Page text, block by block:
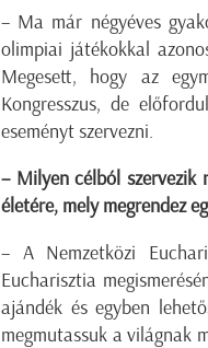
– Ma már négyéves
olimpiai játékokkal
Megesett, hogy az
Kongresszus, de
eseményt szervezni.
– Milyen célból szervezik
életére, mely megrendez
– A Nemzetközi
Eucharisztia
ajándék és egyben
megmutassuk a világnak